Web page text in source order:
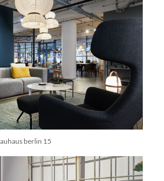
berlin 15